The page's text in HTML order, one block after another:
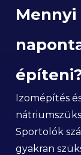
Izomépítés
Sportolók
gyakran